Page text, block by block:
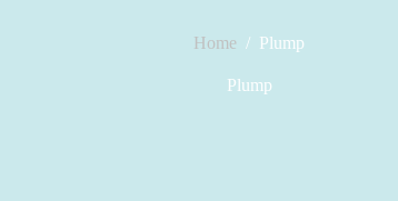
Home / Plump
Plump